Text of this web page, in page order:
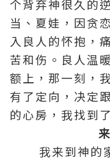
个背弃神很久的
当、夏娃，因贪
入良人的怀抱，
苦和伤。良人温
额上，那一刻，
有了定向，决定
的心房，我找到
我来到神的家